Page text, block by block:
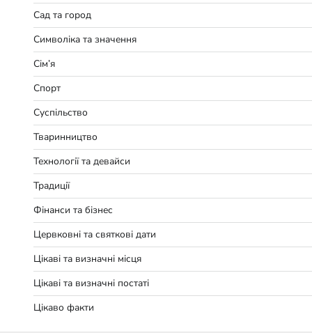
Сад та город
Символіка та значення
Сім’я
Спорт
Суспільство
Тваринництво
Технології та девайси
Традиції
Фінанси та бізнес
Цервковні та святкові дати
Цікаві та визначні місця
Цікаві та визначні постаті
Цікаво факти